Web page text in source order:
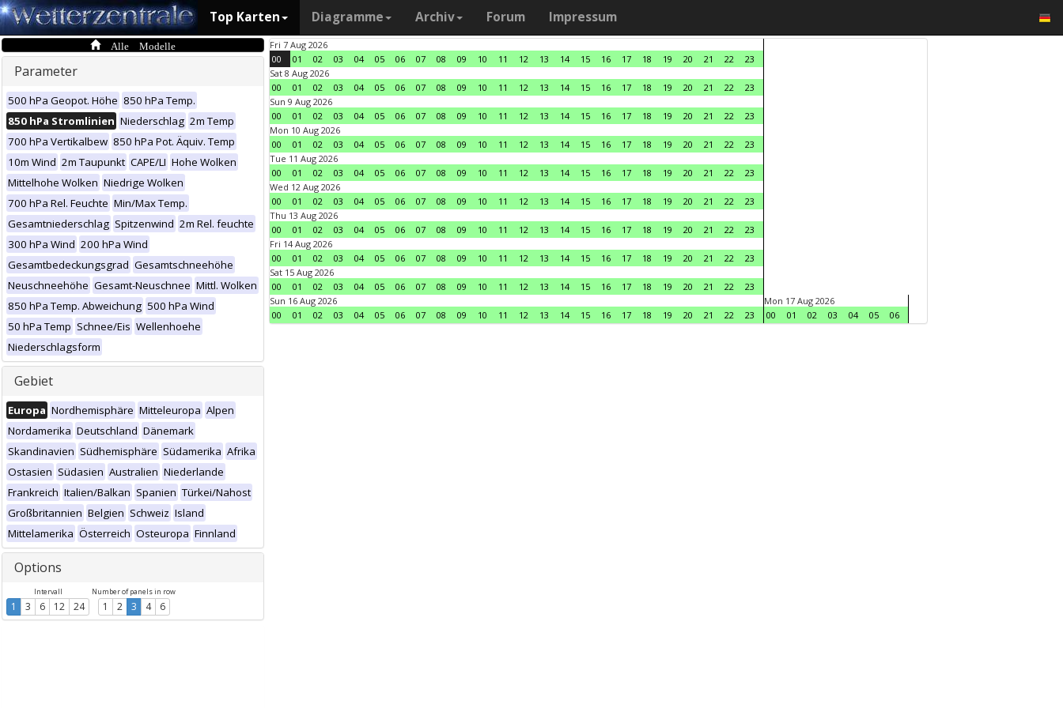
Top Karten Diagramme Archiv Forum Impressum
Alle Modelle
Parameter
500 hPa Geopot. Höhe 850 hPa Temp.
850 hPa Stromlinien Niederschlag 2m Temp
700 hPa Vertikalbew 850 hPa Pot. Äquiv. Temp
10m Wind 2m Taupunkt CAPE/LI Hohe Wolken
Mittelhohe Wolken Niedrige Wolken
700 hPa Rel. Feuchte Min/Max Temp.
Gesamtniederschlag Spitzenwind 2m Rel. feuchte
300 hPa Wind 200 hPa Wind
Gesamtbedeckungsgrad Gesamtschneehöhe
Neuschneehöhe Gesamt-Neuschnee Mittl. Wolken
850 hPa Temp. Abweichung 500 hPa Wind
50 hPa Temp Schnee/Eis Wellenhoehe
Niederschlagsform
Gebiet
Europa Nordhemisphäre Mitteleuropa Alpen
Nordamerika Deutschland Dänemark
Skandinavien Südhemisphäre Südamerika Afrika
Ostasien Südasien Australien Niederlande
Frankreich Italien/Balkan Spanien Türkei/Nahost
Großbritannien Belgien Schweiz Island
Mittelamerika Österreich Osteuropa Finnland
Options
Intervall
1 3 6 12 24
Number of panels in row
1 2 3 4 6
Fri 7 Aug 2026
00
01 02 03 04 05 06 07 08 09 10 11 12 13 14 15 16 17 18 19 20 21 22
23
Sat 8 Aug 2026
00
01 02 03 04 05 06 07 08 09 10 11 12 13 14 15 16 17 18 19 20 21 22
23
Sun 9 Aug 2026
00
01 02 03 04 05 06 07 08 09 10 11 12 13 14 15 16 17 18 19 20 21 22
23
Mon 10 Aug 2026
00
01 02 03 04 05 06 07 08 09 10 11 12 13 14 15 16 17 18 19 20 21 22
23
Tue 11 Aug 2026
00
01 02 03 04 05 06 07 08 09 10 11 12 13 14 15 16 17 18 19 20 21 22
23
Wed 12 Aug 2026
00
01 02 03 04 05 06 07 08 09 10 11 12 13 14 15 16 17 18 19 20 21 22
23
Thu 13 Aug 2026
00
01 02 03 04 05 06 07 08 09 10 11 12 13 14 15 16 17 18 19 20 21 22
23
Fri 14 Aug 2026
00
01 02 03 04 05 06 07 08 09 10 11 12 13 14 15 16 17 18 19 20 21 22
23
Sat 15 Aug 2026
00
01 02 03 04 05 06 07 08 09 10 11 12 13 14 15 16 17 18 19 20 21 22
23
Sun 16 Aug 2026
00
01 02 03 04 05 06 07 08 09 10 11 12 13 14 15 16 17 18 19 20 21 22 23
Mon 17 Aug 2026
00
01 02 03 04 05 06